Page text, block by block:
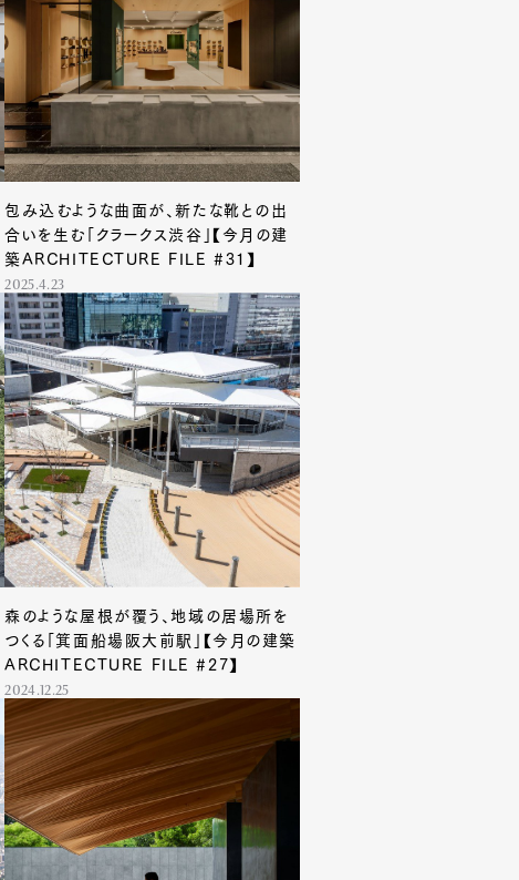
Contact
包み込むような曲面が、新たな靴との出
合いを生む「クラークス渋谷」【今月の建
築ARCHITECTURE FILE #31】
2025.4.23
森のような屋根が覆う、地域の居場所を
つくる「箕面船場阪大前駅」【今月の建築
ARCHITECTURE FILE #27】
2024.12.25